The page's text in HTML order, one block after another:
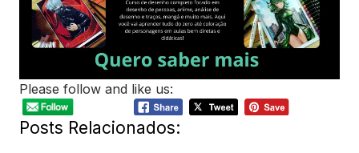
Please follow and like us:
Posts Relacionados: